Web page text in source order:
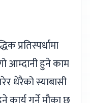
प्रतिस्पर्धामा
आम्दानी हुने काम
धेरैको स्याबासी